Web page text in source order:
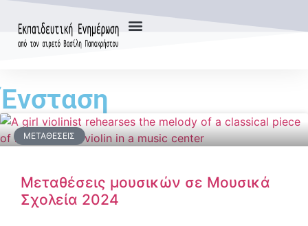
Ένσταση
ΜΕΤΑΘΈΣΕΙΣ
Μεταθέσεις μουσικών σε Μουσικά
Σχολεία 2024